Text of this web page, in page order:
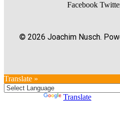
Facebook
© 2026 Joachim Nusch.
Translate »
Translate